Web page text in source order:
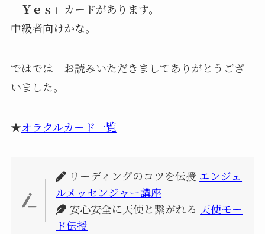
「Ｙｅｓ 」カードがあります。
中級者向けかな。
ではでは お読みいただきましてありがとうござ
いました。
★オラクルカード一覧
リーディングのコツを伝授 エンジェ
ルメッセンジャー講座
安心安全に天使と繋がれる 天使モー
ド伝授